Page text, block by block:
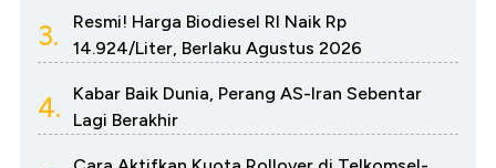
3.
Resmi! Harga Biodiesel RI Naik Rp
14.924/Liter, Berlaku Agustus 2026
4.
Kabar Baik Dunia, Perang AS-Iran Sebentar
Lagi Berakhir